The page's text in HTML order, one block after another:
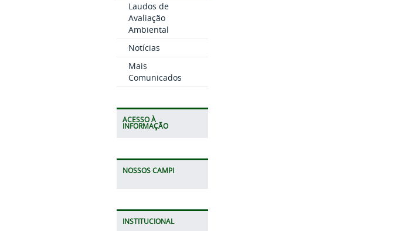
Laudos de
Avaliação
Ambiental
Notícias
Mais
Comunicados
ACESSO À
INFORMAÇÃO
NOSSOS CAMPI
INSTITUCIONAL